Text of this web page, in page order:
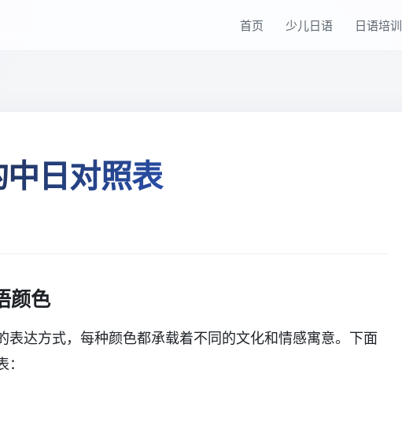
首页 少儿日语 日语培训
中日对照表
颜色
表达方式，每种颜色都承载着不同的文化和情感寓意。下面